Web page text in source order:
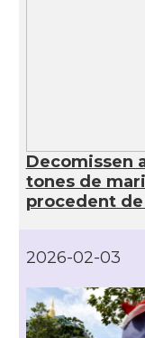
Decomissen
tones de
procedent
2026-02-03